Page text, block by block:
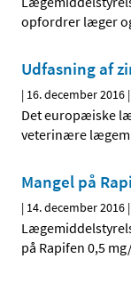
opfordrer læger
Udfasning af
| 16. december 2016 |
Det europæiske
veterinære
Mangel på
| 14. december 2016 |
på Rapifen 0,5